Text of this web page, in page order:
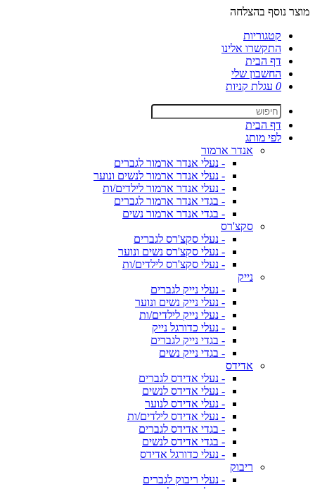
מוצר נוסף בהצלחה
קטגוריות
התקשרו אלינו
דף הבית
החשבון שלי
0 עגלת קניות
דף הבית
לפי מותג
אנדר ארמור
- נעלי אנדר ארמור לגברים
- נעלי אנדר ארמור לנשים ונוער
- נעלי אנדר ארמור לילדים/ות
- בגדי אנדר ארמור לגברים
- בגדי אנדר ארמור נשים
סקצ'רס
- נעלי סקצ'רס לגברים
- נעלי סקצ'רס נשים ונוער
- נעלי סקצ'רס לילדים/ות
נייק
- נעלי נייק לגברים
- נעלי נייק נשים ונוער
- נעלי נייק לילדים/ות
- נעלי כדורגל נייק
- בגדי נייק לגברים
- בגדי נייק נשים
אדידס
- נעלי אדידס לגברים
- נעלי אדידס לנשים
- נעלי אדידס לנוער
- נעלי אדידס לילדים/ות
- בגדי אדידס לגברים
- בגדי אדידס לנשים
- נעלי כדורגל אדידס
ריבוק
- נעלי ריבוק לגברים